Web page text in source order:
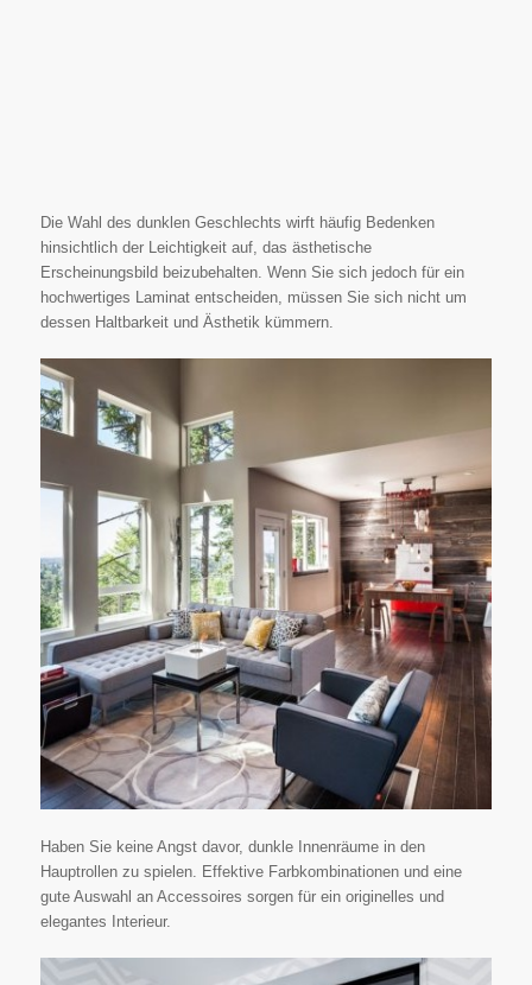
Die Wahl des dunklen Geschlechts wirft häufig Bedenken
hinsichtlich der Leichtigkeit auf, das ästhetische
Erscheinungsbild beizubehalten. Wenn Sie sich jedoch für ein
hochwertiges Laminat entscheiden, müssen Sie sich nicht um
dessen Haltbarkeit und Ästhetik kümmern.
Haben Sie keine Angst davor, dunkle Innenräume in den
Hauptrollen zu spielen. Effektive Farbkombinationen und eine
gute Auswahl an Accessoires sorgen für ein originelles und
elegantes Interieur.